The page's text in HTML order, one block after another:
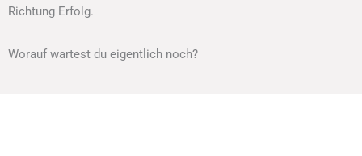
Richtung Erfolg.
Worauf wartest du eigentlich noch?